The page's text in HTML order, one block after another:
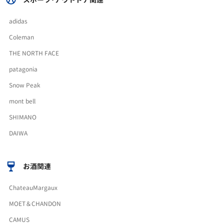
adidas
Coleman
THE NORTH FACE
patagonia
Snow Peak
mont bell
SHIMANO
DAIWA
お酒関連
ChateauMargaux
MOET＆CHANDON
CAMUS